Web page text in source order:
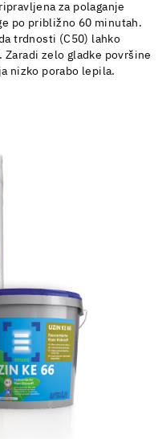
za polaganje
po približno 60 minutah.
trdnosti (C50) lahko
zelo gladke površine
nizko porabo lepila.